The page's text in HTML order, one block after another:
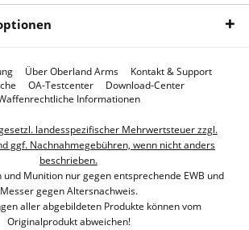
Über Oberland Arms
Kontakt & Support
OA-Testcenter
Download-Center
Informationen
landesspezifischer Mehrwertsteuer zzgl.
ggf. Nachnahmegebühren, wenn nicht anders
beschrieben.
und Munition nur gegen entsprechende EWB und
Messer gegen Altersnachweis.
aller abgebildeten Produkte können vom
Originalprodukt abweichen!